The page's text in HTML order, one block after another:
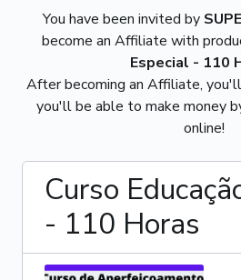
You have been invited by
become an Affiliate with
Especial - 110
After becoming an Affiliate,
you'll be able to make money
online!
Curso
- 110 Horas